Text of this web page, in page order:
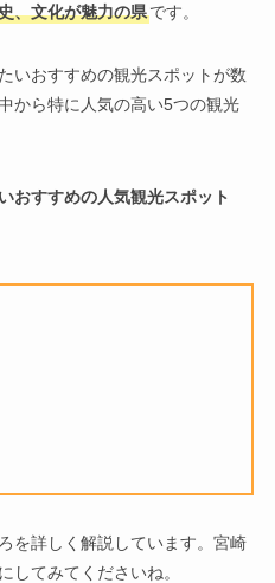
、文化が魅力の県です。
いおすすめの観光スポットが数
から特に人気の高い5つの観光
おすすめの人気観光スポット
を詳しく解説しています。宮崎
してみてくださいね。